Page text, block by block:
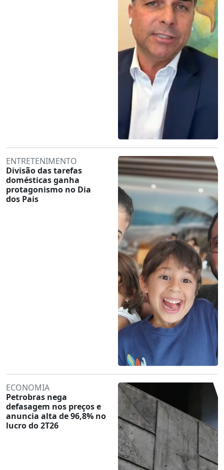
ENTRETENIMENTO
Divisão das tarefas
domésticas ganha
protagonismo no Dia
dos Pais
ECONOMIA
Petrobras nega
defasagem nos preços e
anuncia alta de 96,8% no
lucro do 2T26